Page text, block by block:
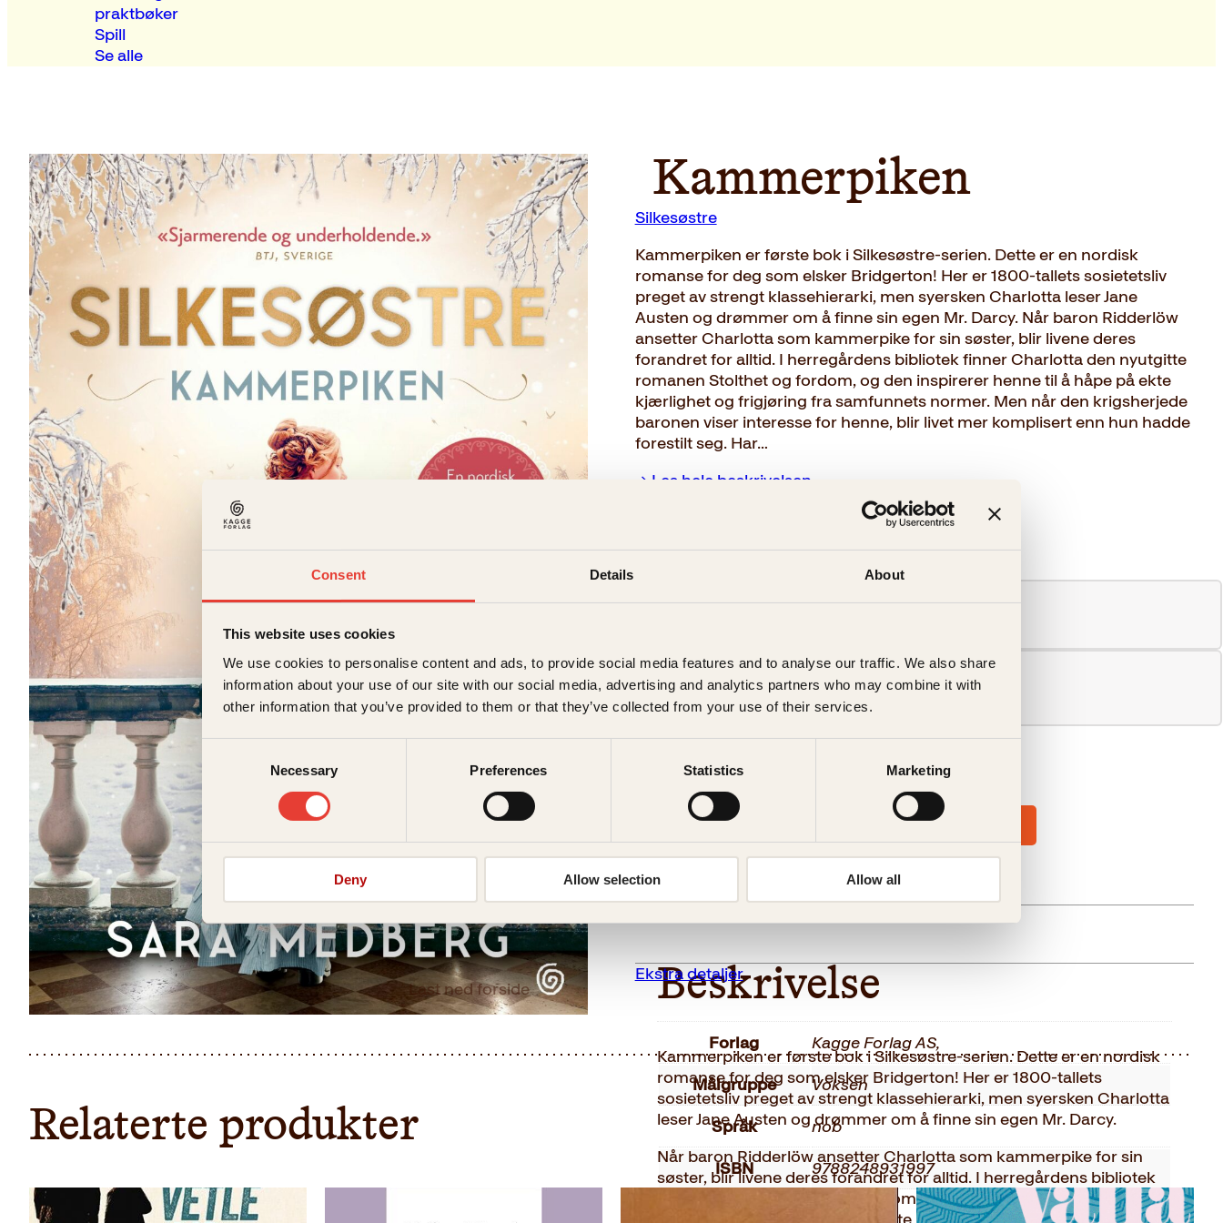
Consent Details About
This website uses cookies
We use cookies to personalise content and ads, to provide social media features and to analyse our traffic. We also share
information about your use of our site with our social media, advertising and analytics partners who may combine it with
other information that you’ve provided to them or that they’ve collected from your use of their services.
Selection
Necessary Preferences Statistics Marketing
Deny Allow selection Allow all
praktbøker
Spill
Se alle
Last ned forside
Kammerpiken
Silkesøstre
Kammerpiken er første bok i Silkesøstre-serien. Dette er en nordisk
romanse for deg som elsker Bridgerton! Her er 1800-tallets sosietetsliv
preget av strengt klassehierarki, men syersken Charlotta leser Jane
Austen og drømmer om å finne sin egen Mr. Darcy. Når baron Ridderlöw
ansetter Charlotta som kammerpike for sin søster, blir livene deres
forandret for alltid. I herregårdens bibliotek finner Charlotta den nyutgitte
romanen Stolthet og fordom, og den inspirerer henne til å håpe på ekte
kjærlighet og frigjøring fra samfunnets normer. Men når den krigsherjede
baronen viser interesse for henne, blir livet mer komplisert enn hun hadde
forestilt seg. Har…
→ Les hele beskrivelsen
Format:
Pocket
Innbundet
299kr
Reduser
Kammerpiken
Øk
Beskrivelse
Kammerpiken er første bok i Silkesøstre-serien. Dette er en nordisk
romanse for deg som elsker Bridgerton! Her er 1800-tallets
sosietetsliv preget av strengt klassehierarki, men syersken Charlotta
leser Jane Austen og drømmer om å finne sin egen Mr. Darcy.
Når baron Ridderlöw ansetter Charlotta som kammerpike for sin
søster, blir livene deres forandret for alltid. I herregårdens bibliotek
finner Charlotta den nyutgitte romanen Stolthet og fordom, og den
Ekstra detaljer
Forlag Kagge Forlag AS,
Målgruppe Voksen
Språk nob
ISBN 9788248931997
Relaterte produkter